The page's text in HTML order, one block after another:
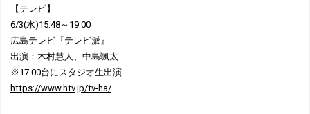
【テレビ】
6/3(水)15:48～19:00
広島テレビ『テレビ派』
出演：木村慧人、中島颯太
※17:00台にスタジオ生出演
https://www.htv.jp/tv-ha/